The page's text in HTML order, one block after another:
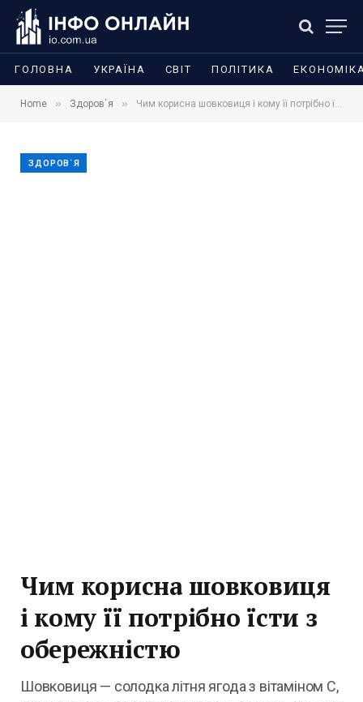
ГОЛОВНА УКРАЇНА СВІТ ПОЛІТИКА
Home » Здоров`я » Чим корисна шовковиця і кому її потрібно їсти з обережністю
ЗДОРОВ`Я
Чим корисна шовковиця
і кому її потрібно їсти з
обережністю
Шовковиця — солодка літня ягода з вітаміном С,